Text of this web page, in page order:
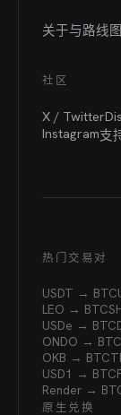
关于与路线图
社区
X / Twitter
Instagram支
热门交易对
USDT → BTC
LEO → BTC
USDe → BTC
ONDO → BTC
OKB → BTC
USD1 → BTC
Render →
原生兑换